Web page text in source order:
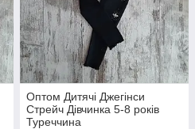
Оптом Дитячі Джегінси
Стрейч Дівчинка 5-8 років
Туреччина